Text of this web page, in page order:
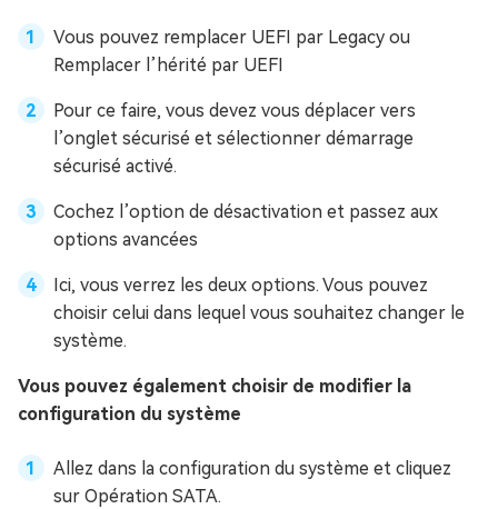
Vous pouvez remplacer UEFI par Legacy ou
Remplacer l’hérité par UEFI
Pour ce faire, vous devez vous déplacer vers
l’onglet sécurisé et sélectionner démarrage
sécurisé activé.
Cochez l’option de désactivation et passez aux
options avancées
Ici, vous verrez les deux options. Vous pouvez
choisir celui dans lequel vous souhaitez changer le
système.
Vous pouvez également choisir de modifier la
configuration du système
Allez dans la configuration du système et cliquez
sur Opération SATA.